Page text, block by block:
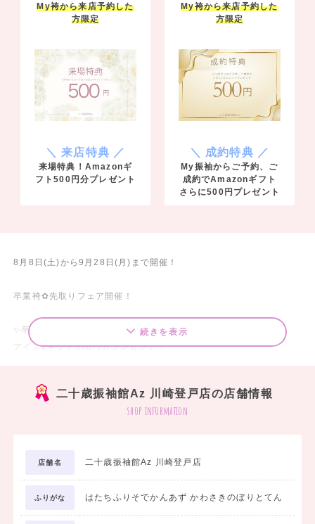
My袴から来店予約した
方限定
＼ 来店特典 ／
来場特典！Amazonギ
フト500円分プレゼント
My袴から来店予約した
方限定
＼ 成約特典 ／
My振袖からご予約、ご
成約でAmazonギフト
さらに500円プレゼント
8月8日(土)から9月28日(月)まで開催！
卒業袴✿先取りフェア開催！
✨卒業袴ご契約特典✨
アイスeギフト500円分プレゼント！
特別アルバムセット同時契約ご契約特典2倍に‼‼
成もOK！扇子や、旗まで作れるからこだわりたい人集合！！
ペットも一緒に撮影できるのはAzの最大の特徴！
大切なペットと一緒に新しい門出を祝おう♪
続きを表示
二十歳振袖館Az 川崎登戸店の店舗情報
shop information
店舗名 二十歳振袖館Az 川崎登戸店
ふりがな はたちふりそでかんあず かわさきのぼりとてん